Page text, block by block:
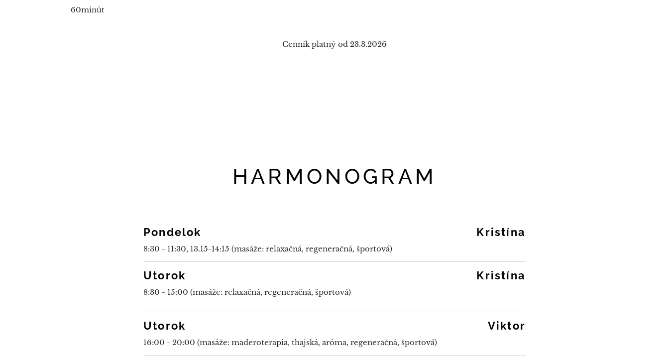
60minút
Cenník platný od 23.3.2026
HARMONOGRAM
Pondelok
8:30 - 11:30, 13.15-14:15 (masáže: relaxačná, regeneračná, športová)
Kristína
Utorok
8:30 - 15:00 (masáže: relaxačná, regeneračná, športová)
Kristína
Utorok
16:00 - 20:00 (masáže: maderoterapia, thajská, aróma, regeneračná, športová)
Viktor